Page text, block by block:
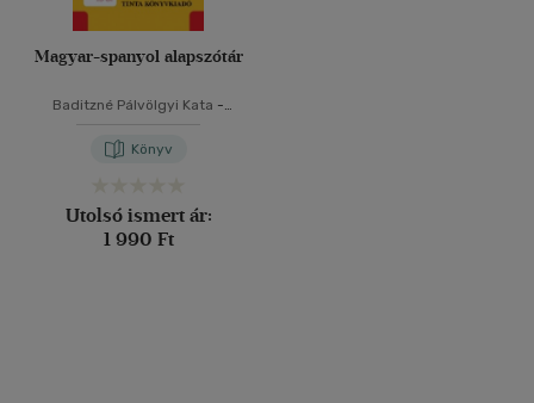
Magyar-spanyol alapszótár
Baditzné Pálvölgyi Kata -
Könyv
Utolsó ismert ár:
1 990 Ft